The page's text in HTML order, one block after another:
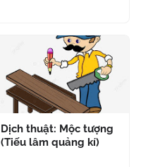
Dịch thuật: Mộc tượng
(Tiếu lâm quảng kí)